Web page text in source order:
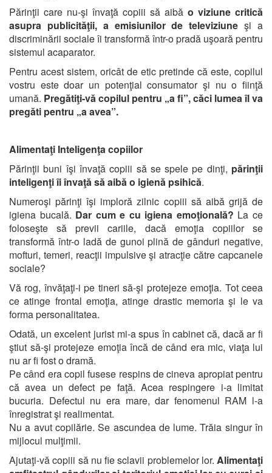
Părinţii care nu-şi învaţă copiii să aibă o viziune critică
asupra publicităţii, a emisiunilor de televiziune şi a
discriminării sociale îi transformă într-o pradă uşoară pentru
sistemul acaparator.
Pentru acest sistem, oricât de etic pretinde că este, copilul
vostru este doar un potenţial consumator şi nu o fiinţă
umană. Pregătiţi-vă copilul pentru „a fi”, căci lumea îl va
pregăti pentru „a avea”.
Alimentaţi Inteligenţa copiilor
Părinţii buni îşi învaţă copiii să se spele pe dinţi, părinţii
inteligenţi îi învaţă să aibă o igienă psihică.
Numeroşi părinţi îşi imploră zilnic copiii să aibă grijă de
igiena bucală. Dar cum e cu igiena emoţională? La ce
foloseşte să previi cariile, dacă emoţia copiilor se
transformă într-o ladă de gunoi plină de gânduri negative,
mofturi, temeri, reacţii impulsive şi atracţie către capcanele
sociale?
Vă rog, învăţaţi-i pe tineri să-şi protejeze emoţia. Tot ceea
ce atinge frontal emoţia, atinge drastic memoria şi le va
forma personalitatea.
Odată, un excelent jurist mi-a spus în cabinet că, dacă ar fi
ştiut să-şi protejeze emoţia încă de când era mic, viaţa lui
nu ar fi fost o dramă.
Pe când era copil fusese respins de cineva apropiat pentru
că avea un defect pe faţă. Acea respingere i-a limitat
bucuria. Defectul nu era mare, dar fenomenul RAM l-a
înregistrat şi realimentat.
Nu a avut copilărie. Se ascundea de lume. Trăia singur în
mijlocul mulţimii.
Ajutaţi-vă copiii să nu fie sclavii problemelor lor. Alimentaţi